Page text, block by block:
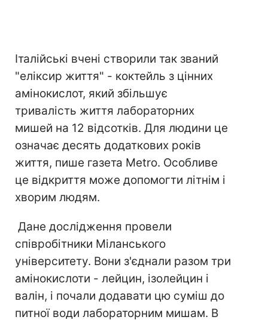
Італійські вчені створили так званий
"еліксир життя" - коктейль з цінних
амінокислот, який збільшує
тривалість життя лабораторних
мишей на 12 відсотків. Для людини це
означає десять додаткових років
життя, пише газета Metro. Особливе
це відкриття може допомогти літнім і
хворим людям.
Дане дослідження провели
співробітники Міланського
університету. Вони з'єднали разом три
амінокислоти - лейцин, ізолейцин і
валін, і почали додавати цю суміш до
питної води лабораторним мишам. В